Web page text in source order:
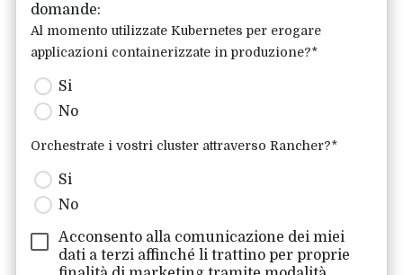
domande:
Al momento utilizzate Kubernetes per erogare
applicazioni containerizzate in produzione?*
Si
No
Orchestrate i vostri cluster attraverso Rancher?*
Si
No
Acconsento alla comunicazione dei miei
dati aterzi affinché li trattino per proprie